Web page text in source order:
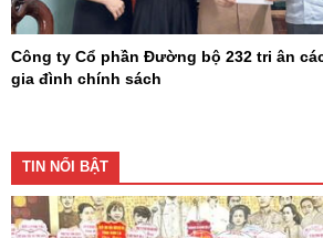
Công ty Cổ phần Đường bộ 232 tri ân
gia đình chính sách
TIN NỔI BẬT